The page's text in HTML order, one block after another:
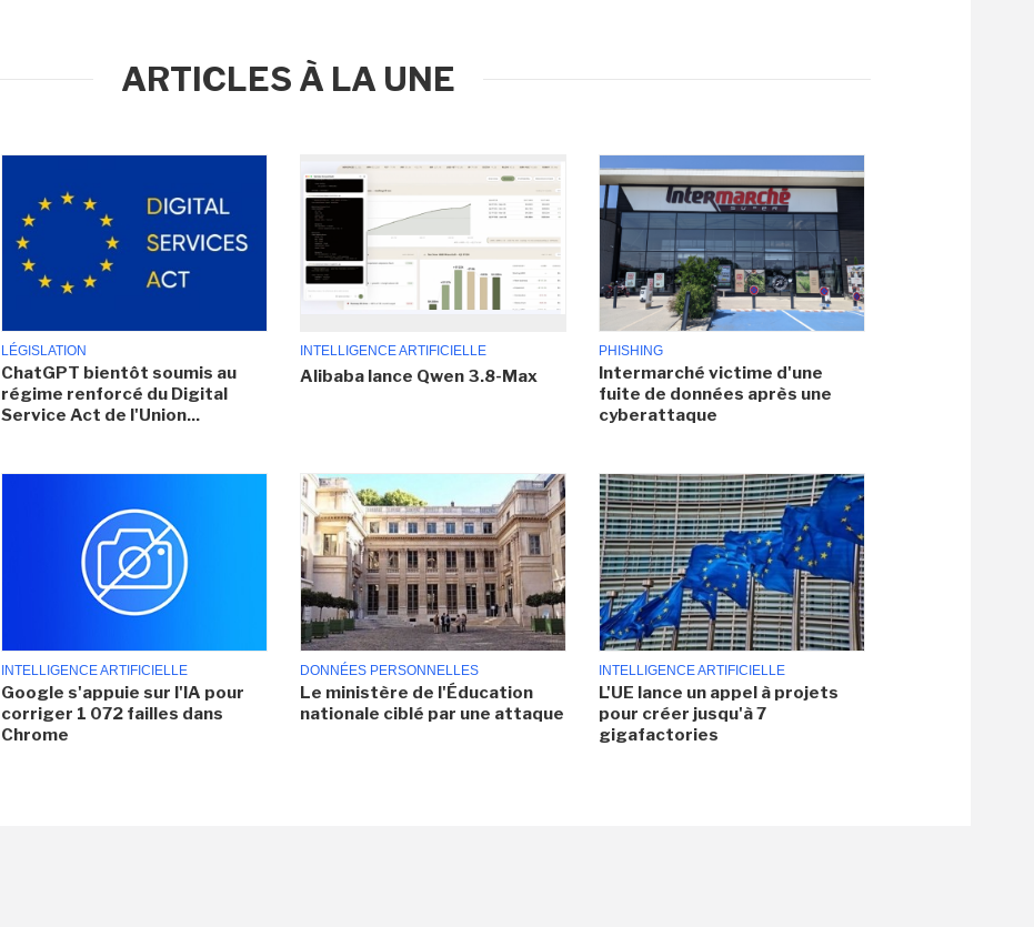
ARTICLES À LA UNE
LÉGISLATION
ChatGPT bientôt soumis au
régime renforcé du Digital
Service Act de l'Union...
INTELLIGENCE ARTIFICIELLE
Alibaba lance Qwen 3.8-Max
PHISHING
Intermarché victime d'une
fuite de données après une
cyberattaque
INTELLIGENCE ARTIFICIELLE
Google s'appuie sur l'IA pour
corriger 1 072 failles dans
Chrome
DONNÉES PERSONNELLES
Le ministère de l'Éducation
nationale ciblé par une attaque
INTELLIGENCE ARTIFICIELLE
L'UE lance un appel à projets
pour créer jusqu'à 7
gigafactories